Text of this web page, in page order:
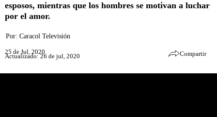
esposos, mientras que los hombres se motivan a luchar
por el amor.
Por: Caracol Televisión
25 de Jul, 2020
Actualizado: 26 de jul, 2020 Compartir